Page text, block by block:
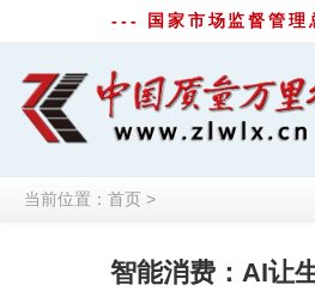
--- 国家市场监督管理
当前位置： 首页 >
智能消费：AI让